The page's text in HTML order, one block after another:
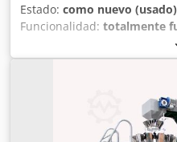
Estado: como nuevo (usado)
Funcionalidad: totalmente
WEILEDER Modelo: WTK -
embalaje Cedpoyatgcefx Ac
Ubicación: En sitio
operativa: Desmontada/
de paso: 400 mm Altura de
máxima de la pieza: 550